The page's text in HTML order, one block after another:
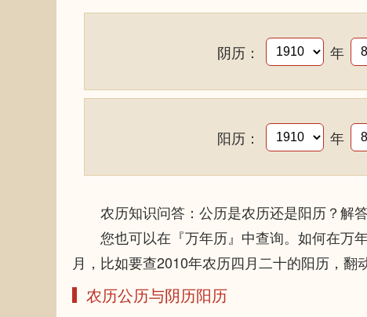
阴历： 年
阳历： 年
农历知识问答：公历是农历还是阳历？解答
您也可以在『万年历』中查询。如何在万
月，比如要查2010年农历四月二十的阳历，翻
农历公历与阴历阳历